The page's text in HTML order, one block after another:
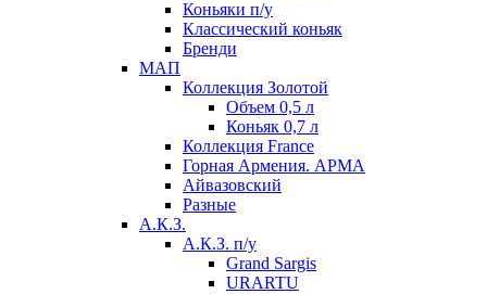
Коньяки п/у
Классический коньяк
Бренди
МАП
Коллекция Золотой
Объем 0,5 л
Коньяк 0,7 л
Коллекция France
Горная Армения. АРМА
Айвазовский
Разные
А.К.З.
А.К.З. п/у
Grand Sargis
URARTU